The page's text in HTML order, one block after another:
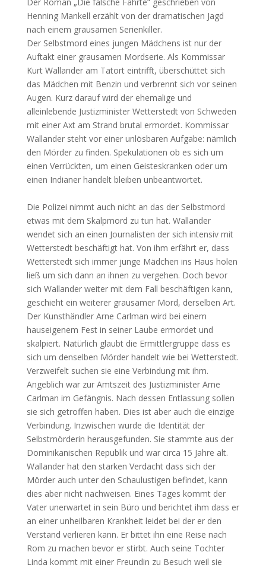
Henning Mankell erzählt von der dramatischen Jagd
nach einem grausamen Serienkiller.
Der Selbstmord eines jungen Mädchens ist nur der
Auftakt einer grausamen Mordserie. Als Kommissar
Kurt Wallander am Tatort eintrifft, überschüttet sich
das Mädchen mit Benzin und verbrennt sich vor seinen
Augen. Kurz darauf wird der ehemalige und
alleinlebende Justizminister Wetterstedt von Schweden
mit einer Axt am Strand brutal ermordet. Kommissar
Wallander steht vor einer unlösbaren Aufgabe: nämlich
den Mörder zu finden. Spekulationen ob es sich um
einen Verrückten, um einen Geisteskranken oder um
einen Indianer handelt bleiben unbeantwortet.
Die Polizei nimmt auch nicht an das der Selbstmord
etwas mit dem Skalpmord zu tun hat. Wallander
wendet sich an einen Journalisten der sich intensiv mit
Wetterstedt beschäftigt hat. Von ihm erfährt er, dass
Wetterstedt sich immer junge Mädchen ins Haus holen
ließ um sich dann an ihnen zu vergehen. Doch bevor
sich Wallander weiter mit dem Fall beschäftigen kann,
geschieht ein weiterer grausamer Mord, derselben Art.
Der Kunsthändler Arne Carlman wird bei einem
hauseigenem Fest in seiner Laube ermordet und
skalpiert. Natürlich glaubt die Ermittlergruppe dass es
sich um denselben Mörder handelt wie bei Wetterstedt.
Verzweifelt suchen sie eine Verbindung mit ihm.
Angeblich war zur Amtszeit des Justizminister Arne
Carlman im Gefängnis. Nach dessen Entlassung sollen
sie sich getroffen haben. Dies ist aber auch die einzige
Verbindung. Inzwischen wurde die Identität der
Selbstmörderin herausgefunden. Sie stammte aus der
Dominikanischen Republik und war circa 15 Jahre alt.
Wallander hat den starken Verdacht dass sich der
Mörder auch unter den Schaulustigen befindet, kann
dies aber nicht nachweisen. Eines Tages kommt der
Vater unerwartet in sein Büro und berichtet ihm dass er
an einer unheilbaren Krankheit leidet bei der er den
Verstand verlieren kann. Er bittet ihn eine Reise nach
Rom zu machen bevor er stirbt. Auch seine Tochter
Linda kommt mit einer Freundin zu Besuch weil sie